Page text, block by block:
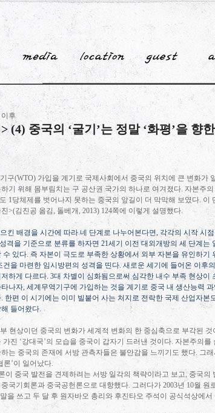
후
(4) 중국의 ‘굴기’는 정말 ‘화평’을 향
구(WTO) 가입을 계기로 국제사회에서 중국의 위치에 큰 변화가
기 위해 몸부림치는 구 공산권 국가의 하나로 여겨졌다. 자본주
1당체제를 벗어나지 못하는 중국의 앞길이 더 막막해 보였다. 이
>(김진공 옮김, 돌베개, 2013) 124쪽에 이렇게 설명했다.
킨 배경을 시간에 따라 네 단계로 나누어본다면, 각각의 시작 시
성격을 기준으로 분류를 하자면 21세기 이전 대외개방의 세 단계는
수 있다.즉 자본이 극도로 부족한 상황에서 외부 자본을 유인하기
건을 마련한 임시방편의 성격을 띤다. 새로운 세기에 들어온 이후
하게 다르다. 3대 차별이 심화됨으로써 심각한 내수 부족 현상이
나자, 세계무역기구에 가입하는 것을 계기로 중국 내 생산능력
. 한편 이 시기에는 이미 빌붙어 사는 처지로 전락한 국제 산업자본
들어왔다.
현상이던 중국의 변화가 세계적 변화의 한 중심축으로 부각된 것
가진 ‘강대국’의 모습을 중국이 갑자기 드러낸 것이다. 자본주의를
는 중국의 존재에 서방 관측자들은 불안감을 느끼기도 했다. 그
론’이 일어났다.
이 중국 발전을 견제하려는 서방 일각의 책략이라고 보고, 중국의
국기회론과 중국공헌론으로 대항했다. 그러다가 2003년 10월 원
을 쓰고 두 달 후 원자바오 총리와 후진타오 주석이 공식석상에서